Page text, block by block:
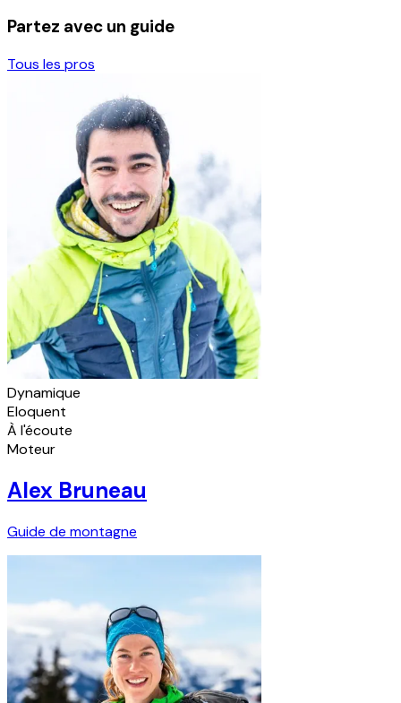
Partez avec un guide
Tous les pros
Dynamique
Eloquent
À l'écoute
Moteur
Alex Bruneau
Guide de montagne